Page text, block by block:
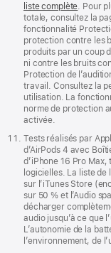
liste complète. Pour
totale, consultez la
fonctionnalité
protection contre les
produits par un coup
ni contre les bruits
Protection de
travail. Consultez la
utilisation. La
norme de protection
activée.
Tests réalisés par
d’AirPods 4 avec
d’iPhone 16 Pro
logicielles. La liste
sur l’iTunes Store
sur 50 % et l’Audio
décharger
audio jusqu’à ce que
L’autonomie de la
l’environnement, de